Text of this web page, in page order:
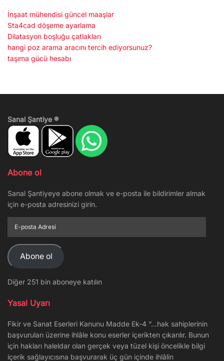
İnşaat mühendisi güncel maaşlar
Sta4cad döşeme ayarlama
Dilatasyon boşluğu çatlakları
hangi poz arama aracını tercih ediyorsunuz?
taşıma gücü hesabı
Sanal Şantiye ®
Abone ol
Sanal Şantiyeye abone olmak ve e-posta ile bildirimler almak
için e-posta adresinizi girin.
posta
Adresi
Abone ol
Diğer 251 bin aboneye katılın
Yasal Uyarı
Fikir ve Sanat Eserleri Kanunu Madde Ek-4 “…hak sahiplerinin
başvuruları üzerine ihlâle konu eserler içerikten çıkarılır. Bunun
için hakları haleldar olan gerçek veya tüzel kişi öncelikle bilgi
içerik sağlayıcısına başvurarak üç gün içinde ihlâlin